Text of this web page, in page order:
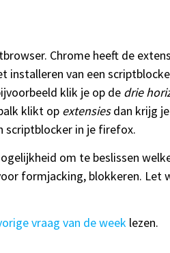
Chrome heeft de
installeren van een
klik je op de drie
klikt op extensiesdan krijg
scriptblocker in je firefox.
om te beslissen
formjacking, blokkeren. Let
vraag van de week lezen.